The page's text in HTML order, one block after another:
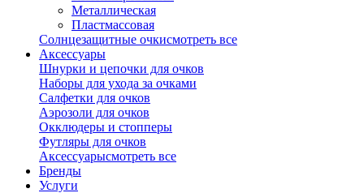
Металлическая
Пластмассовая
Солнцезащитные очкисмотреть все
Аксессуары
Шнурки и цепочки для очков
Наборы для ухода за очками
Салфетки для очков
Аэрозоли для очков
Окклюдеры и стопперы
Футляры для очков
Аксессуарысмотреть все
Бренды
Услуги